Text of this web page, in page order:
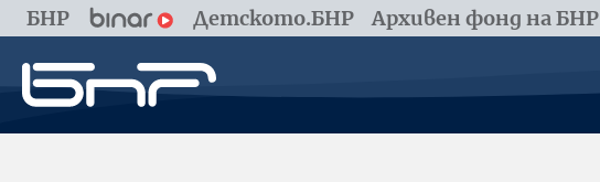
БНР Детското.БНР Архивен фонд на БНР